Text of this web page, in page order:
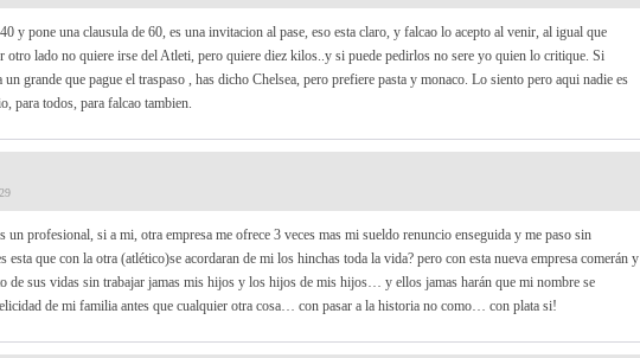
y pone una clausula de 60, es una invitacion al pase, eso esta claro, y falcao lo acepto al venir, al igual que
otro lado no quiere irse del Atleti, pero quiere diez kilos..y si puede pedirlos no sere yo quien lo critique. Si
grande que pague el traspaso , has dicho Chelsea, pero prefiere pasta y monaco. Lo siento pero aqui nadie es
para todos, para falcao tambien.
un profesional, si a mi, otra empresa me ofrece 3 veces mas mi sueldo renuncio enseguida y me paso sin
que con la otra (atlético)se acordaran de mi los hinchas toda la vida? pero con esta nueva empresa comerán y
de sus vidas sin trabajar jamas mis hijos y los hijos de mis hijos… y ellos jamas harán que mi nombre se
de mi familia antes que cualquier otra cosa… con pasar a la historia no como… con plata si!